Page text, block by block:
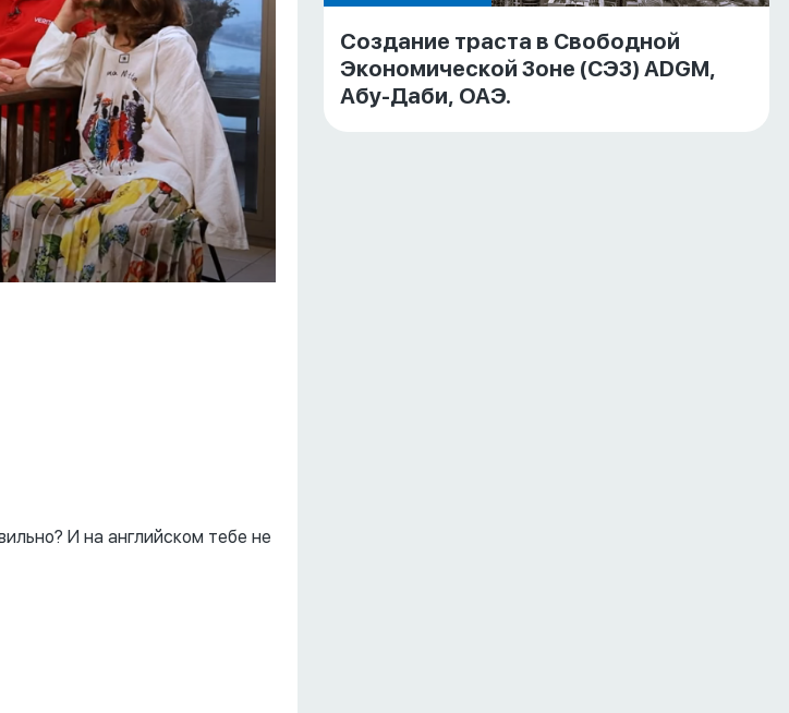
И на английском тебе не
Cоздание траста в Свободной
Экономической Зоне (СЭЗ) ADGM,
Абу-Даби, ОАЭ.